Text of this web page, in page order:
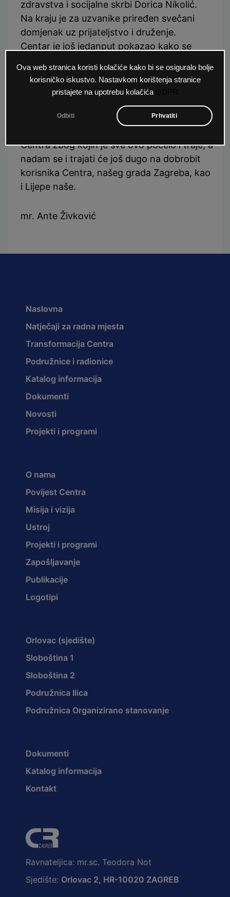
Ova web stranica koristi kolačiće kako bi se osiguralo bolje
korisničko iskustvo. Nastavkom korištenja stranice
pristajete na upotrebu kolačića
Odbiti Prhvatiti
zdravstva i socijalne skrbi Dorica Nikolić.
Na kraju je za uzvanike priređen svečani
domjenak uz prijateljstvo i druženje.
Centar je još jedanput pokazao kako se
ostvariti humani ciljevi rehabilitacije za
dobrobit djece i mladeži našeg Centra.
Hvala im na svemu od srca za sve što su
Centra zbog kojih je sve ovo počelo i traje, a
nadam se i trajati će još dugo na dobrobit
korisnika Centra, našeg grada Zagreba, kao
i Lijepe naše.
mr. Ante Živković
Naslovna
Natječaji za radna mjesta
Transformacija Centra
Podružnice i radionice
Katalog informacija
Dokumenti
Novosti
Projekti i programi
O nama
Povijest Centra
Misija i vizija
Ustroj
Projekti i programi
Zapošljavanje
Publikacije
Logotipi
Orlovac (sjedište)
Sloboština 1
Sloboština 2
Podružnica Ilica
Podružnica Organizirano stanovanje
Dokumenti
Katalog informacija
Kontakt
Ravnateljica: mr.sc. Teodora Not
Sjedište: Orlovac 2, HR-10020 ZAGREB